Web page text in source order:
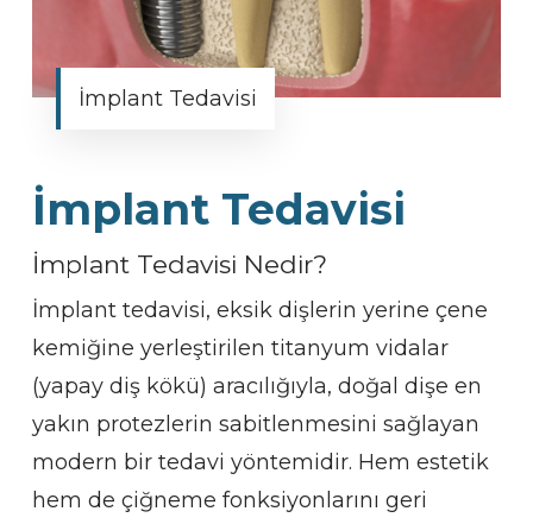
İmplant Tedavisi
İmplant Tedavisi
İmplant Tedavisi Nedir?
İmplant tedavisi, eksik dişlerin yerine çene
kemiğine yerleştirilen titanyum vidalar
(yapay diş kökü) aracılığıyla, doğal dişe en
yakın protezlerin sabitlenmesini sağlayan
modern bir tedavi yöntemidir. Hem estetik
hem de çiğneme fonksiyonlarını geri